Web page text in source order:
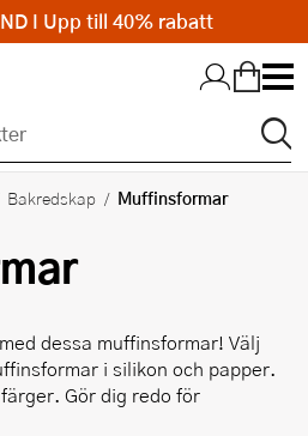
Bakredskap Muffinsformar
dessa muffinsformar! Välj
i silikon och papper.
Gör dig redo för
I Upp till 40% rabatt